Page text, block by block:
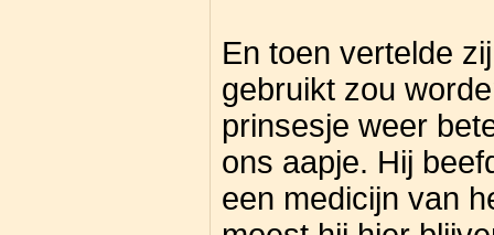
En toen vertelde
gebruikt zou
prinsesje weer
ons aapje. Hij
een medicijn van